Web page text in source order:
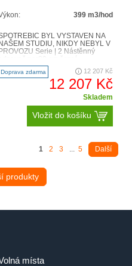
399 m3/hod
BYL VYSTAVEN NA
NAŠEM STUDIU, NIKDY NEBYL V
Serie | 2 Nástěnný
Technická
specifikace De..
Doprava zdarma 12 207 Kč
12 207 Kč
Skladem
Vložit do košíku
1 2 3 ... 5 Další
produkty
místa